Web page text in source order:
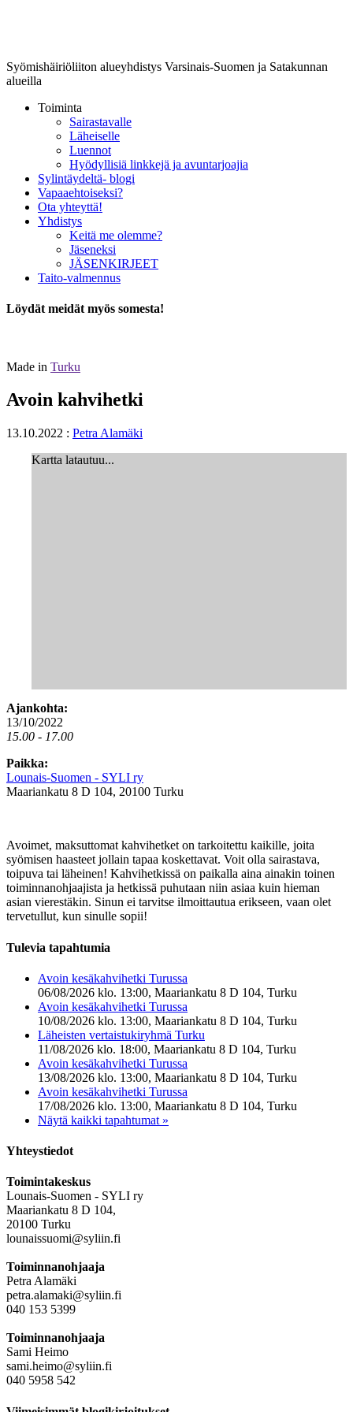
Syömishäiriöliiton alueyhdistys Varsinais-Suomen ja Satakunnan
alueilla
Toiminta
Sairastavalle
Läheiselle
Luennot
Hyödyllisiä linkkejä ja avuntarjoajia
Sylintäydeltä- blogi
Vapaaehtoiseksi?
Ota yhteyttä!
Yhdistys
Keitä me olemme?
Jäseneksi
JÄSENKIRJEET
Taito-valmennus
Löydät meidät myös somesta!
Made in Turku
Avoin kahvihetki
13.10.2022 : Petra Alamäki
Kartta latautuu...
Ajankohta:
13/10/2022
15.00 - 17.00
Paikka:
Lounais-Suomen - SYLI ry
Maariankatu 8 D 104, 20100 Turku
Avoimet, maksuttomat kahvihetket on tarkoitettu kaikille, joita
syömisen haasteet jollain tapaa koskettavat. Voit olla sairastava,
toipuva tai läheinen! Kahvihetkissä on paikalla aina ainakin toinen
toiminnanohjaajista ja hetkissä puhutaan niin asiaa kuin hieman
asian vierestäkin. Sinun ei tarvitse ilmoittautua erikseen, vaan olet
tervetullut, kun sinulle sopii!
Tulevia tapahtumia
Avoin kesäkahvihetki Turussa
06/08/2026 klo. 13:00, Maariankatu 8 D 104, Turku
Avoin kesäkahvihetki Turussa
10/08/2026 klo. 13:00, Maariankatu 8 D 104, Turku
Läheisten vertaistukiryhmä Turku
11/08/2026 klo. 18:00, Maariankatu 8 D 104, Turku
Avoin kesäkahvihetki Turussa
13/08/2026 klo. 13:00, Maariankatu 8 D 104, Turku
Avoin kesäkahvihetki Turussa
17/08/2026 klo. 13:00, Maariankatu 8 D 104, Turku
Näytä kaikki tapahtumat »
Yhteystiedot
Toimintakeskus
Lounais-Suomen - SYLI ry
Maariankatu 8 D 104,
20100 Turku
lounaissuomi@syliin.fi
Toiminnanohjaaja
Petra Alamäki
petra.alamaki@syliin.fi
040 153 5399
Toiminnanohjaaja
Sami Heimo
sami.heimo@syliin.fi
040 5958 542